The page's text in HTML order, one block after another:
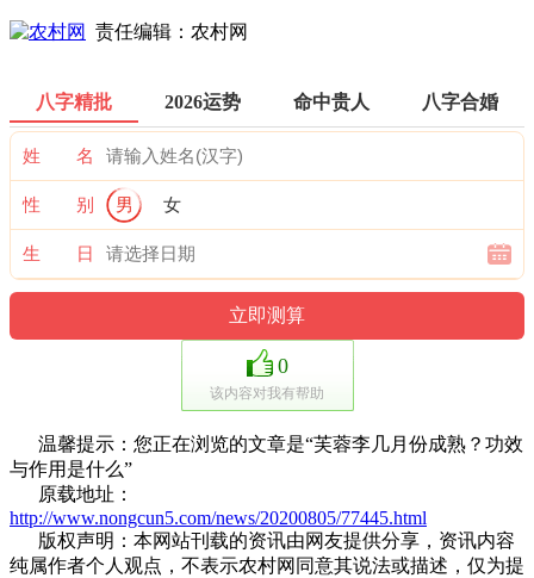
责任编辑：农村网
八字精批 2026运势 命中贵人 八字合婚
姓 名
性 别 男 女
生 日
0
该内容对我有帮助
温馨提示：您正在浏览的文章是“芙蓉李几月份成熟？功效
与作用是什么”
原载地址：
http://www.nongcun5.com/news/20200805/77445.html
版权声明：本网站刊载的资讯由网友提供分享，资讯内容
纯属作者个人观点，不表示农村网同意其说法或描述，仅为提